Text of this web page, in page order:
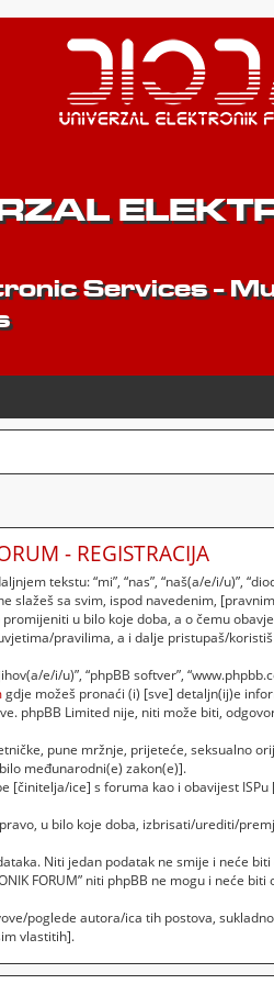
Services -
- REGISTRACIJA
tekstu: “mi”, “nas”, “naš(a/e/i/u)”,
sa svim, ispod navedenim,
u bilo koje doba, a o čemu
pravilima, a i dalje pristupaš/koristiš
e/i/u)”, “phpBB softver”,
gdje možeš pronaći (i) [sve] detaljn(ij)e
phpBB Limited nije, niti može biti,
pune mržnje, prijeteće, seksualno
bilo međunarodni(e) zakon(e)].
[činitelja/ice] s foruma kao i obavijest
pravo, u bilo koje doba, izbrisati/urediti/
Niti jedan podatak ne smije i neće biti
FORUM” niti phpBB ne mogu i
poglede autora/ica tih postova,
vlastitih].